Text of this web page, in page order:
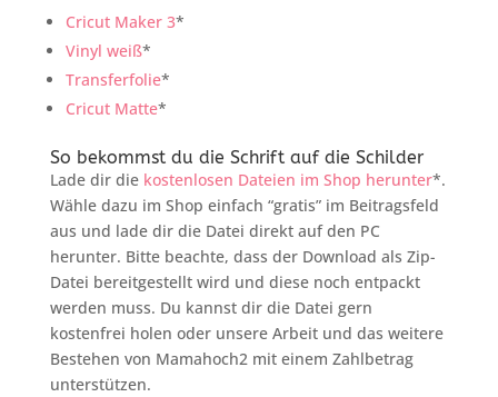
Cricut Maker 3*
Vinyl weiß*
Transferfolie*
Cricut Matte*
So bekommst du die Schrift auf die Schilder
Lade dir die kostenlosen Dateien im Shop herunter*.
Wähle dazu im Shop einfach “gratis” im Beitragsfeld
aus und lade dir die Datei direkt auf den PC
herunter. Bitte beachte, dass der Download als Zip-
Datei bereitgestellt wird und diese noch entpackt
werden muss. Du kannst dir die Datei gern
kostenfrei holen oder unsere Arbeit und das weitere
Bestehen von Mamahoch2 mit einem Zahlbetrag
unterstützen.